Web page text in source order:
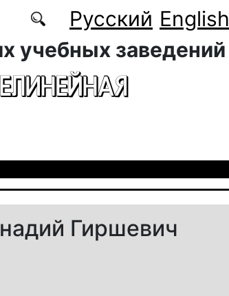
Русский English
учебных заведений
Гиршевич